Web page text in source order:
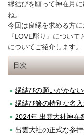
縁結びを願って神在月
ね。
今回は良縁を求める方
『LOVE彫り』につい
についてご紹介します。
目次
縁結びの願いがかな
縁結び箸の特別な名入
2024年 出雲大社神在
出雲大社の正式な参